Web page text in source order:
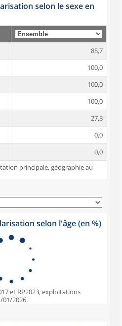
selon le sexe en
85,7
100,0
100,0
100,0
27,3
0,0
0,0
principale, géographie au
selon l'âge (en %)
et RP2023, exploitations
01/2026.